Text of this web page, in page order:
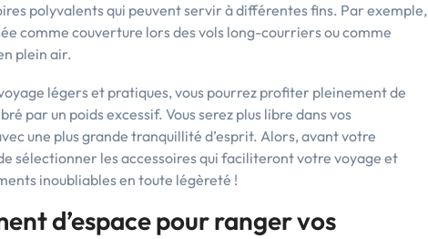
polyvalents qui peuvent servir à différentes fins. Par exemple,
comme couverture lors des vols long-courriers ou comme
plein air.
légers et pratiques, vous pourrez profiter pleinement de
par un poids excessif. Vous serez plus libre dans vos
une plus grande tranquillité d’esprit. Alors, avant votre
sélectionner les accessoires qui faciliteront votre voyage et
inoubliables en toute légèreté !
d’espace pour ranger vos